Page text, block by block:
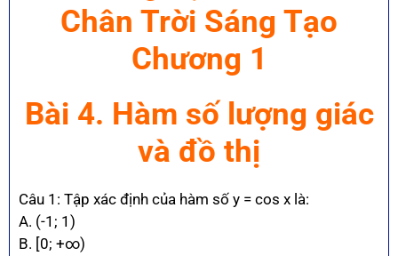
Chân Trời Sáng Tạo
Chương 1
Bài 4. Hàm số lượng giác
và đồ thị
Câu 1: Tập xác định của hàm số y = cos x là:
A. (-1; 1)
B. [0; +∞)